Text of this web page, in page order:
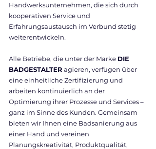
Handwerksunternehmen, die sich durch
kooperativen Service und
Erfahrungsaustausch im Verbund stetig
weiterentwickeln.
Alle Betriebe, die unter der Marke DIE
BADGESTALTER agieren, verfügen über
eine einheitliche Zertifizierung und
arbeiten kontinuierlich an der
Optimierung ihrer Prozesse und Services –
ganz im Sinne des Kunden. Gemeinsam
bieten wir Ihnen eine Badsanierung aus
einer Hand und vereinen
Planungskreativität, Produktqualität,